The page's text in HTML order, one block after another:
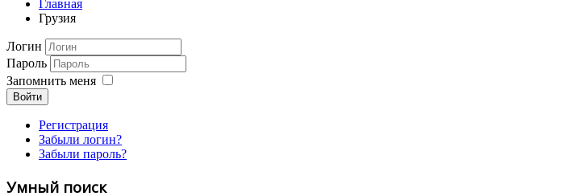
Главная
Грузия
Логин
Пароль
Запомнить меня
Войти
Регистрация
Забыли логин?
Забыли пароль?
Умный поиск